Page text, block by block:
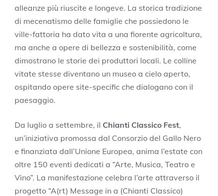
alleanze più riuscite e longeve. La storica tradizione
di mecenatismo delle famiglie che possiedono le
ville-fattoria ha dato vita a una fiorente agricoltura,
ma anche a opere di bellezza e sostenibilità, come
dimostrano le storie dei produttori locali. Le colline
vitate stesse diventano un museo a cielo aperto,
ospitando opere site-specific che dialogano con il
paesaggio.
Da luglio a settembre, il Chianti Classico Fest,
un’iniziativa promossa dal Consorzio del Gallo Nero
e finanziata dall’Unione Europea, anima l’estate con
oltre 150 eventi dedicati a “Arte, Musica, Teatro e
Vino”. La manifestazione celebra l’arte attraverso il
progetto “A(rt) Message in a (Chianti Classico)